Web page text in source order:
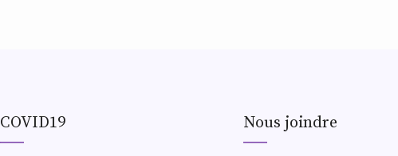
COVID19 Nous joindre